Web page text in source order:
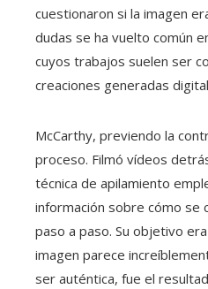
cuestionaron si la imagen
dudas se ha vuelto común
cuyos trabajos suelen ser
creaciones generadas
McCarthy, previendo la
proceso. Filmó vídeos
técnica de apilamiento
información sobre cómo se
paso a paso. Su objetivo
imagen parece
ser auténtica, fue el